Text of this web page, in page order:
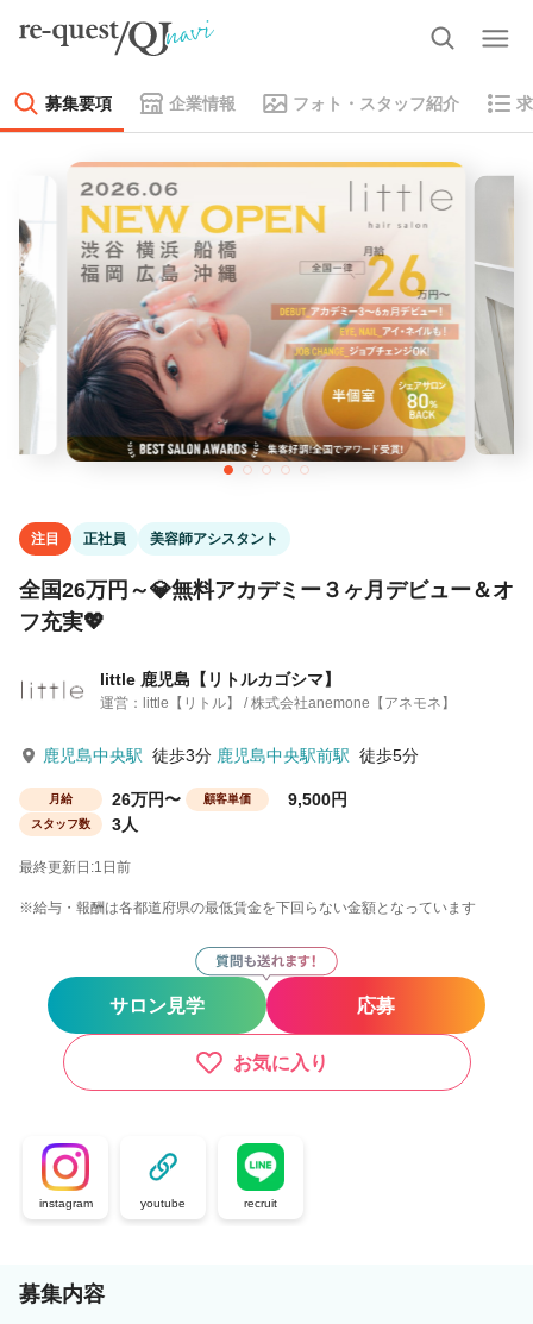
募集要項 企業情報 フォト・スタッフ紹介
注目 正社員 美容師アシスタント
全国26万円～💎無料アカデミー３ヶ月デビュー＆オ
フ充実💖
little 鹿児島【リトルカゴシマ】
運営：little【リトル】 / 株式会社anemone【アネモネ】
鹿児島中央駅 徒歩3分 鹿児島中央駅前駅 徒歩5分
月給 26万円〜 顧客単価 9,500円
スタッフ数 3人
最終更新日:1日前
※給与・報酬は各都道府県の最低賃金を下回らない金額となっています
サロン見学 応募
お気に入り
instagram youtube recruit
募集内容